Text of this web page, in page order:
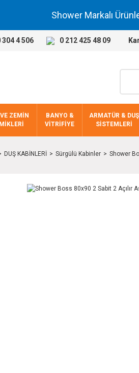
Shower Markalı
304 4 506 0 212 425 48 09
ZEMİN
BANYO &
VİTRİFİYE
ARMATÜR & DUŞ
SİSTEMLERİ
DUŞ KABİNLERİ Sürgülü Kabinler Shower